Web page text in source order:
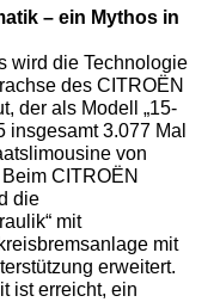
– ein Mythos in
wird die Technologie
des CITROËN
der als Modell „15-
insgesamt 3.077 Mal
von
CITROËN
die
mit
mit
erweitert.
ist erreicht, ein